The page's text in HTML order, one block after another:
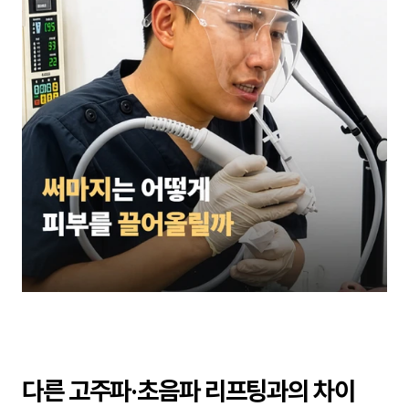
다른 고주파·초음파 리프팅과의 차이